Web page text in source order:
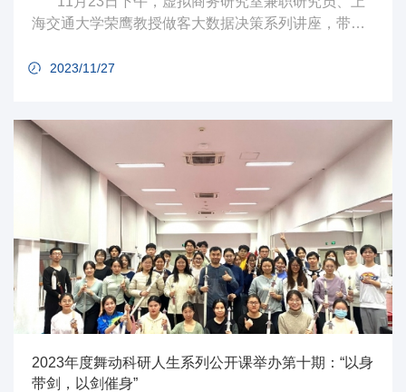
海交通大学荣鹰教授做客大数据决策系列讲座，带来
术报告。
2023/11/27
2023年度舞动科研人生系列公开课举办第十期：“以身
带剑，以剑催身”